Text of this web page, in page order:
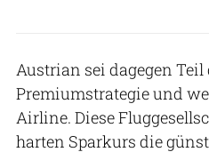
Austrian sei dagegen
Premiumstrategie und
Airline. Diese
harten Sparkurs die